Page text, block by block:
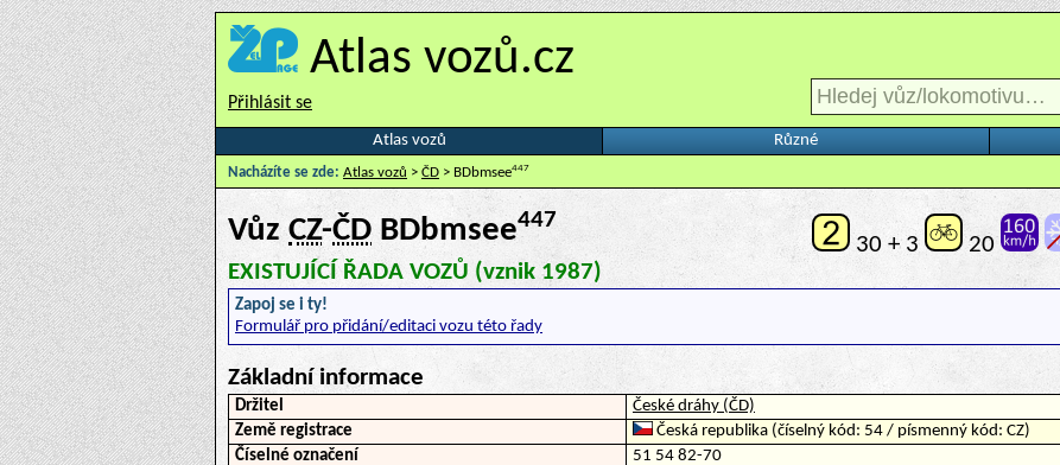
Atlas vozů.cz
Přihlásit se
Atlas vozů Různé
Nacházíte se zde: Atlas vozů > ČD > BDbmsee447
VůzCZ-ČD BDbmsee447
30 + 3
20
EXISTUJÍCÍ ŘADA VOZŮ (vznik 1987)
Zapoj se i ty!
Formulář pro přidání/editaci vozu této řady
Základní informace
Držitel
České dráhy (ČD)
Země registrace
Česká republika (číselný kód: 54 / písmenný kód: CZ)
Číselné označení
51 54 82-70